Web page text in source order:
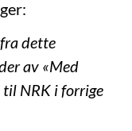
dette
av «Med
NRK i forrige